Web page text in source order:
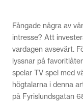
Fångade några av
intresse? Att
vardagen avsevärt.
lyssnar på
spelar TV spel med
högtalarna i denna
på Fyrislundsgatan